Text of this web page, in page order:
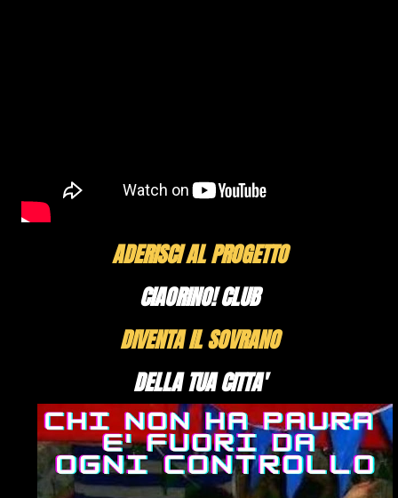
ADERISCI AL PROGETTO
CIAORINO! CLUB
DIVENTA IL SOVRANO
DELLA TUA CITTA'